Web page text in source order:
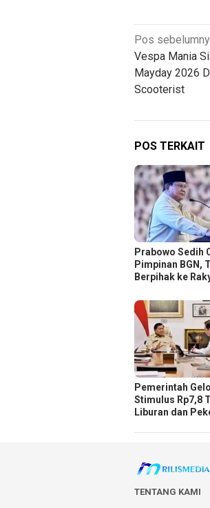
Navigasi
pos
Pos
Vespa Mania
Mayday 2026
Scooterist
POS TERKAIT
Prabowo Sedih
Pimpinan BGN,
Berpihak ke
Pemerintah
Stimulus Rp7,8
Liburan dan
TENTANG KAMI